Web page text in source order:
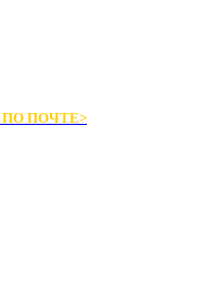
ПО ПОЧТЕ>